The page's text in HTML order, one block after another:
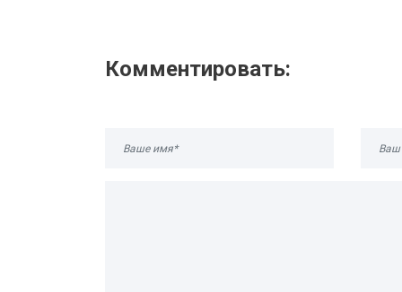
Комментировать: